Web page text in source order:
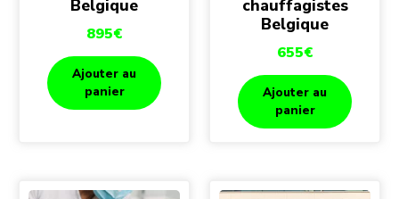
Belgique
895€
Ajouter au
panier
chauffagistes
Belgique
655€
Ajouter au
panier